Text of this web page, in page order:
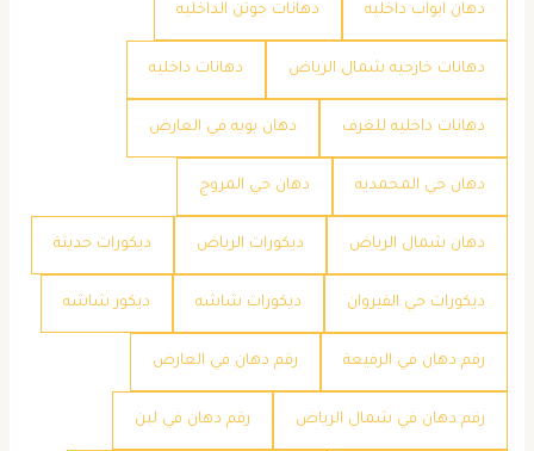
دهان ابواب داخليه دهانات جوتن الداخليه
دهانات خارجيه شمال الرياض دهانات داخليه
دهانات داخليه للغرف دهان بويه في العارض
دهان حي المحمديه دهان حي المروج
دهان شمال الرياض ديكورات الرياض ديكورات حديثة
ديكورات حي القيروان ديكورات شاشه ديكور شاشه
رقم دهان في الرفيعة رقم دهان في العارض
رقم دهان في شمال الرياض رقم دهان في لبن